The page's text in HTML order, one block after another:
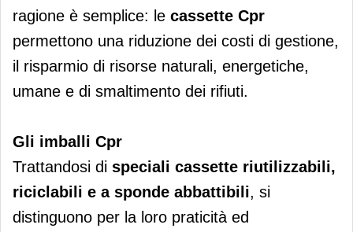
ragione è semplice: le cassette Cpr
permettono una riduzione dei costi di gestione,
il risparmio di risorse naturali, energetiche,
umane e di smaltimento dei rifiuti.
Gli imballi Cpr
Trattandosi di speciali cassette riutilizzabili,
riciclabili e a sponde abbattibili, si
distinguono per la loro praticità ed